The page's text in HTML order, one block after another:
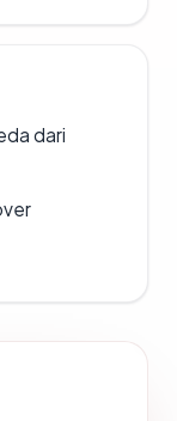
dari